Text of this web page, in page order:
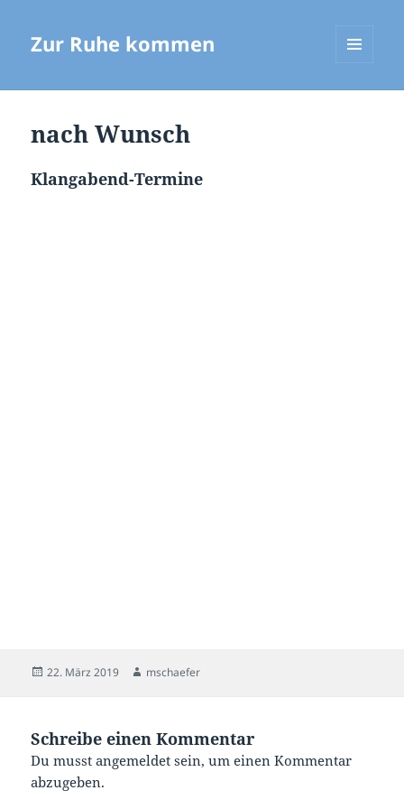
Zur Ruhe kommen
nach Wunsch
Klangabend-Termine
Veröffentlicht
22. März 2019 Autor
mschaefer
Schreibe einen Kommentar
Du musstangemeldet sein, um einen Kommentar
abzugeben.